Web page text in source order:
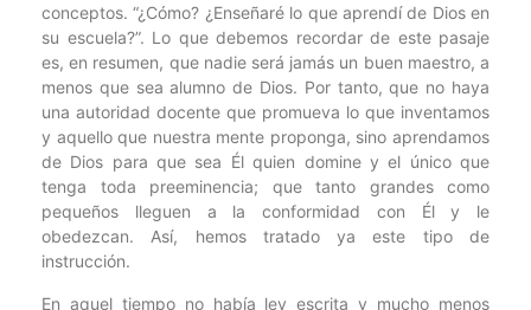
conceptos. “¿Cómo? ¿Enseñaré lo que aprendí de Dios en
su escuela?”. Lo que debemos recordar de este pasaje
es, en resumen, que nadie será jamás un buen maestro, a
menos que sea alumno de Dios. Por tanto, que no haya
una autoridad docente que promueva lo que inventamos
y aquello que nuestra mente proponga, sino aprendamos
de Dios para que sea Él quien domine y el único que
tenga toda preeminencia; que tanto grandes como
pequeños lleguen a la conformidad con Él y le
obedezcan. Así, hemos tratado ya este tipo de
instrucción.
En aquel tiempo no había ley escrita y mucho menos